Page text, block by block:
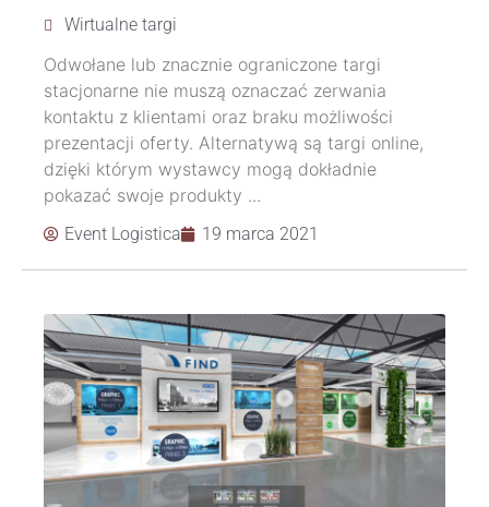
Wirtualne targi
Odwołane lub znacznie ograniczone targi
stacjonarne nie muszą oznaczać zerwania
kontaktu z klientami oraz braku możliwości
prezentacji oferty. Alternatywą są targi online,
dzięki którym wystawcy mogą dokładnie
pokazać swoje produkty ...
Event Logistica 19 marca 2021